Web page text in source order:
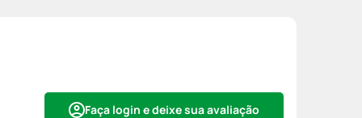
Faça login e deixe sua avaliação